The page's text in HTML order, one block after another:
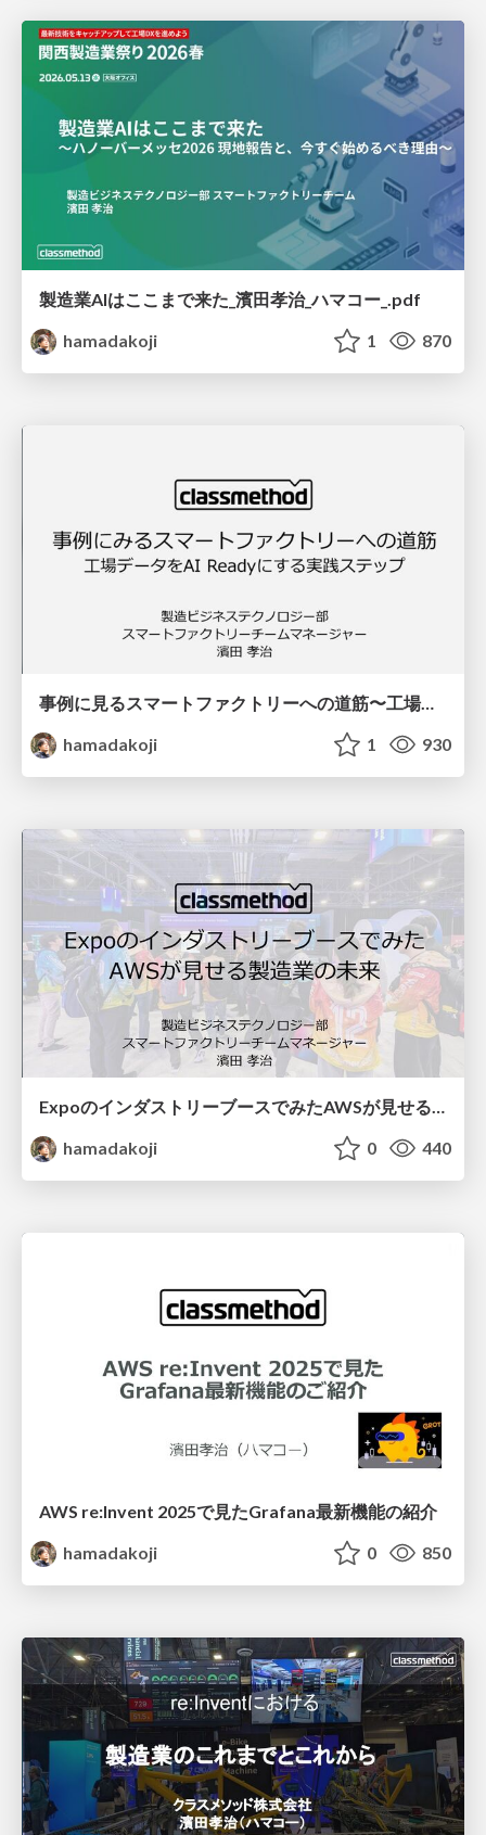
製造業AIはここまで来た_濱田孝治_ハマコー_.pdf
hamadakoji
1 870
事例に見るスマートファクトリーへの道筋〜工場データをAI Readyにする実践ステップ〜
hamadakoji
1 930
ExpoのインダストリーブースでみたAWSが見せる製造業の未来
hamadakoji
0 440
AWS re:Invent 2025で見たGrafana最新機能の紹介
hamadakoji
0 850